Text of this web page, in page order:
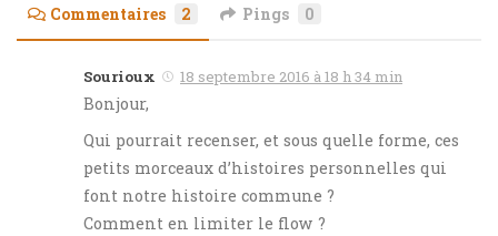
Commentaires 2 Pings 0
Sourioux 18 septembre 2016 à 18 h 34 min
Bonjour,
Qui pourrait recenser, et sous quelle forme, ces
petits morceaux d’histoires personnelles qui
font notre histoire commune ?
Comment en limiter le flow ?